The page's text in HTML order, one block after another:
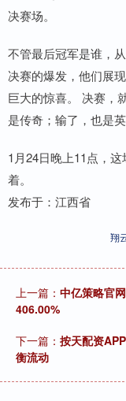
决赛场。
不管最后冠军是谁，
决赛的爆发，他们展
巨大的惊喜。 决赛，
是传奇；输了，也是英
1月24日晚上11点，
着。
发布于：江西省
翔
上一篇： 中亿策略官
406.00%
下一篇： 按天配资
衡流动